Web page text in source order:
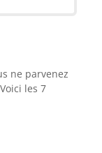
ne parvenez
les 7